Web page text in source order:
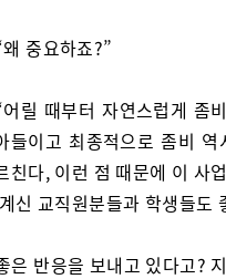
왜 중요하죠?”
어릴 때부터 자연스럽게 좀
들이고 최종적으로 좀비
친다, 이런 점 때문에 이 사
신 교직원분들과 학생들
은 반응을 보내고 있다고?